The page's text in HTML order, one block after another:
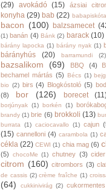
(29) avokádó (15) ázsiai
konyha (29) bab (22) babapiskóta
bacon (100) balzsamecet
(1) banán (4) Bánk (2) barack (10)
bárány lapocka (1) bárány nyak (1)
bárányhús (20) barramundi (2)
bazsalikom (69) BBQ (4)
bechamel mártás (5) Bécs (1)
bio (2) birs (4) Blogkóstoló (5)
(8)
bor (126) borecet
borjúnyak (1) borkén (1)
brandy (1) brie (6) brokkoli (13)
burrata
(1) caciocavallo (1) cajun
(15) cannelloni (4) carambola (1)
cékla (22) CEWI (1) chia mag (6)
(5)
chocoMe (1) chutney (3) cider
citrom (160) citrombors (3)
de cassis (2) crème fraîche (1)
(64)
cukkinivirág (2) cukormentes